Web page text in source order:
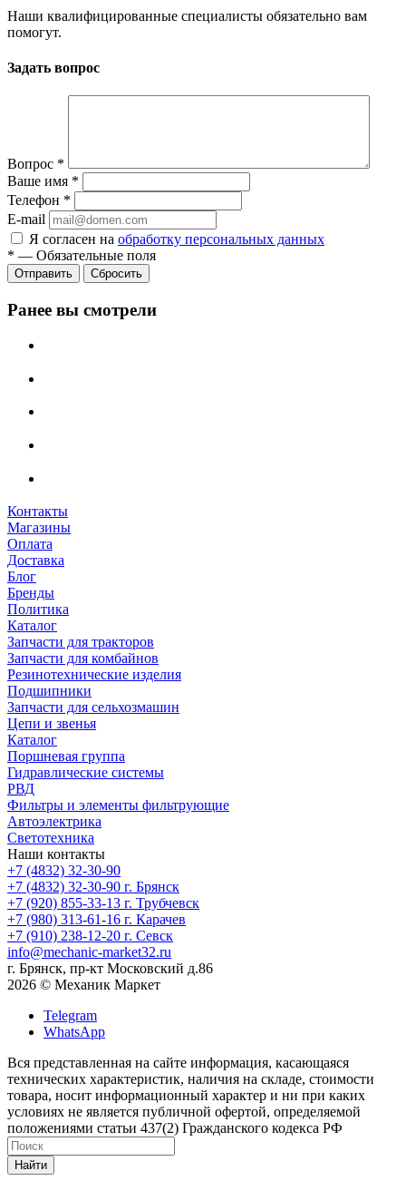
Наши квалифицированные специалисты обязательно вам
помогут.
Задать вопрос
Вопрос *
Ваше имя *
Телефон *
E-mail
Я согласен на обработку персональных данных
* — Обязательные поля
Сбросить
Ранее вы смотрели
Контакты
Магазины
Оплата
Доставка
Блог
Бренды
Политика
Каталог
Запчасти для тракторов
Запчасти для комбайнов
Резинотехнические изделия
Подшипники
Запчасти для сельхозмашин
Цепи и звенья
Каталог
Поршневая группа
Гидравлические системы
РВД
Фильтры и элементы фильтрующие
Автоэлектрика
Светотехника
Наши контакты
+7 (4832) 32-30-90
+7 (4832) 32-30-90 г. Брянск
+7 (920) 855-33-13 г. Трубчевск
+7 (980) 313-61-16 г. Карачев
+7 (910) 238-12-20 г. Севск
info@mechanic-market32.ru
г. Брянск, пр-кт Московский д.86
2026 © Механик Маркет
Telegram
WhatsApp
Вся представленная на сайте информация, касающаяся
технических характеристик, наличия на складе, стоимости
товара, носит информационный характер и ни при каких
условиях не является публичной офертой, определяемой
положениями статьи 437(2) Гражданского кодекса РФ
Найти